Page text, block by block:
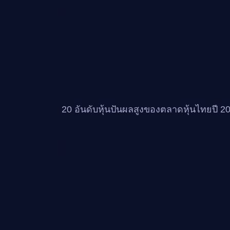
20 อันดับหุ้นปันผลสูงของตลาดหุ้นไทยปี